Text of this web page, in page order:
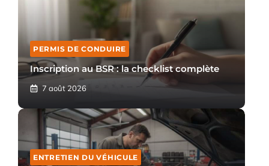
PERMIS DE CONDUIRE
Inscription au BSR : la checklist complète
7 août 2026
ENTRETIEN DU VÉHICULE